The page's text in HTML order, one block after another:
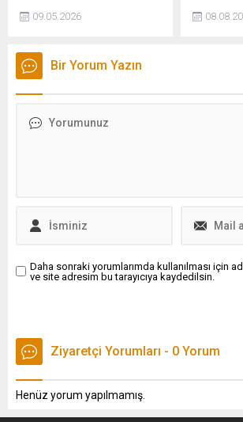
söyleyemem' dedikten
Başsavcılığı tarafından
kapsamında ifade veren
Özkan Yalım, CHP Genel
milyonlarca liralık nakit akışı
09.05.2026
Bir Yorum Yazın
Daha sonraki yorumlarımda kullanılması için
ve site adresim bu tarayıcıya kaydedilsin.
Ziyaretçi Yorumları - 0 Yorum
Henüz yorum yapılmamış.